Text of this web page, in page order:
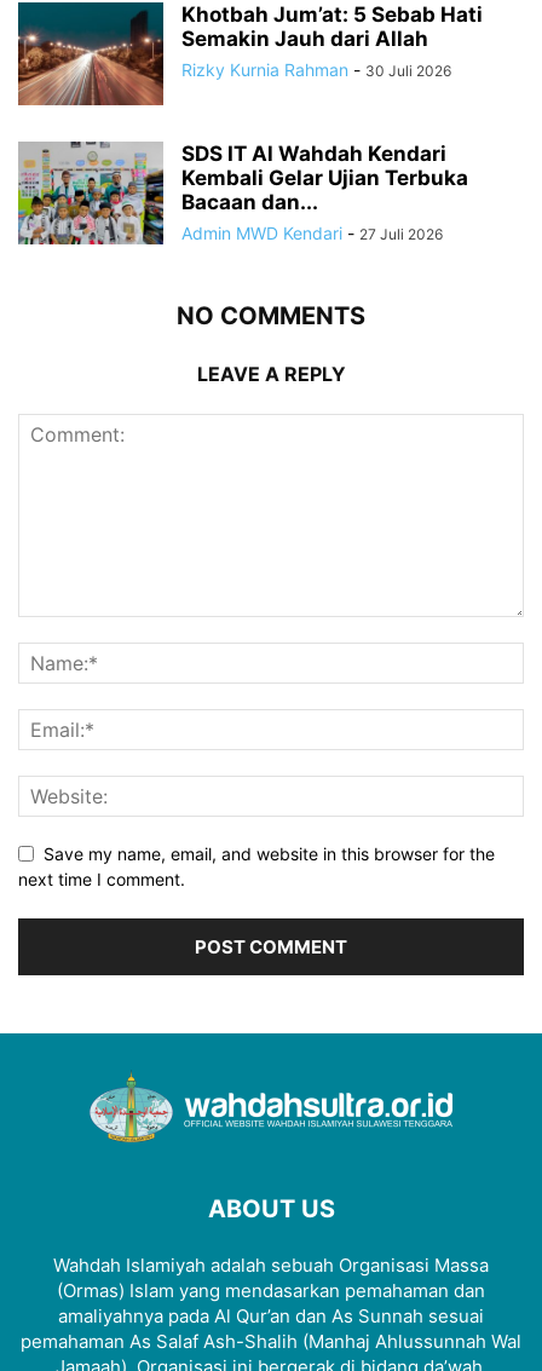
Khotbah Jum’at: 5 Sebab Hati
Semakin Jauh dari Allah
Rizky Kurnia Rahman - 30 Juli 2026
SDS IT Al Wahdah Kendari
Kembali Gelar Ujian Terbuka
Bacaan dan...
Admin MWD Kendari - 27 Juli 2026
NO COMMENTS
LEAVE A REPLY
Save my name, email, and website in this browser for the
next time I comment.
ABOUT US
Wahdah Islamiyah adalah sebuah Organisasi Massa
(Ormas) Islam yang mendasarkan pemahaman dan
amaliyahnya pada Al Qur’an dan As Sunnah sesuai
pemahaman As Salaf Ash-Shalih (Manhaj Ahlussunnah Wal
Jamaah). Organisasi ini bergerak di bidang da’wah,